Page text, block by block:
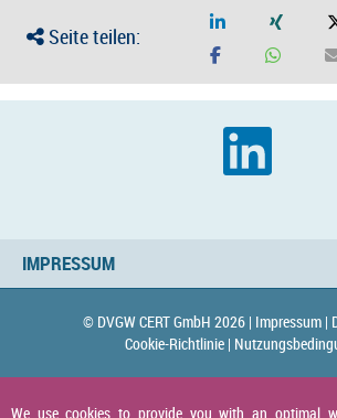
Seite teilen:
IMPRESSUM
© DVGW CERT GmbH 2026 | Impressum |
Cookie-Richtlinie |
We use cookies to provide you with an optimal